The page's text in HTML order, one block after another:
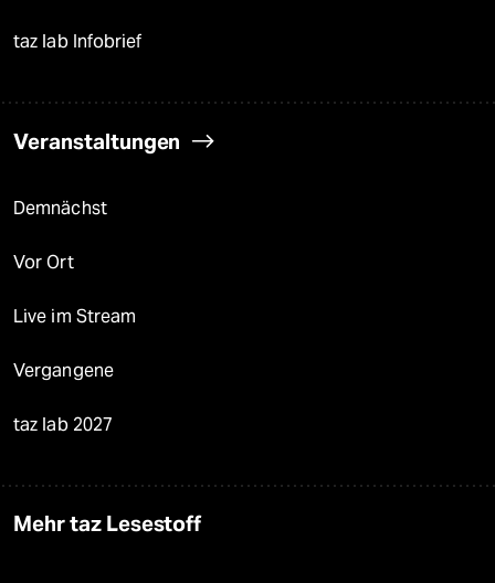
taz lab Infobrief
Veranstaltungen
Demnächst
Vor Ort
Live im Stream
Vergangene
taz lab 2027
Mehr taz Lesestoff